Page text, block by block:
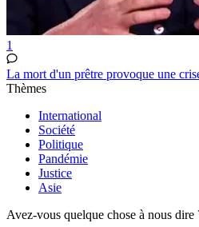
1
La mort d'un prêtre provoque une
Thèmes
International
Société
Politique
Pandémie
Justice
Asie
Avez-vous quelque chose à nous dire